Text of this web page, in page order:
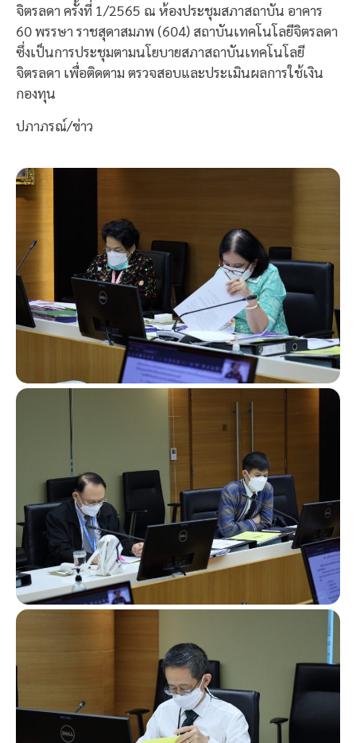
จิตรลดา ครั้งที่ 1/2565 ณ ห้องประชุมสภาสถาบัน อาคาร
60 พรรษา ราชสุดาสมภพ (604) สถาบันเทคโนโลยีจิตรลดา
ซึ่งเป็นการประชุมตามนโยบายสภาสถาบันเทคโนโลยี
จิตรลดา เพื่อติดตาม ตรวจสอบและประเมินผลการใช้เงิน
กองทุน
ปภาภรณ์/ข่าว